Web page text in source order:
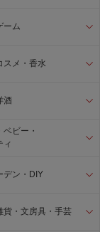
ーム
スメ・香水
酒
ベビー・
ィ
デン・DIY
貨・文房具・手芸